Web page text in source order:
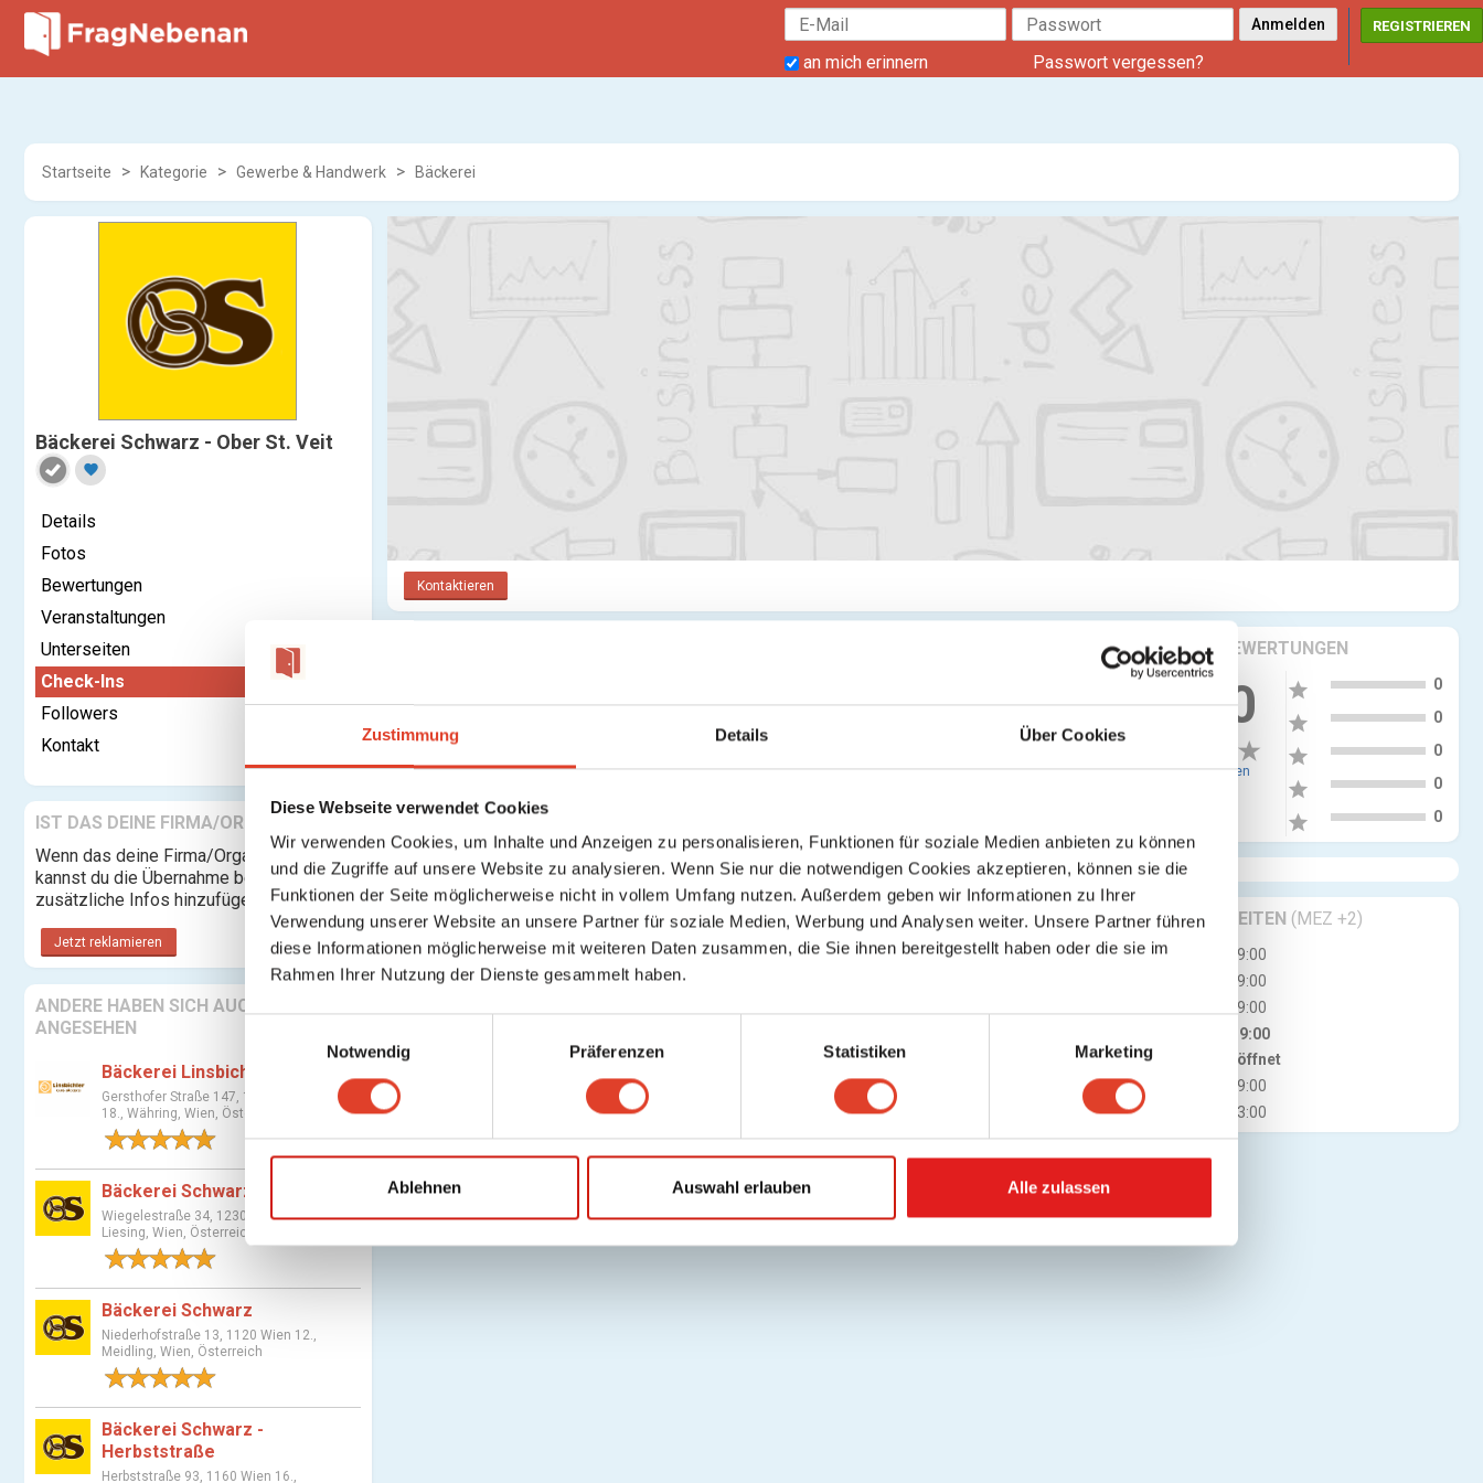
Zustimmung Details Über Cookies
Diese Webseite verwendet Cookies
Wir verwenden Cookies, um Inhalte und Anzeigen zu personalisieren, Funktionen für soziale Medien anbieten zu können
und die Zugriffe auf unsere Website zu analysieren. Wenn Sie nur die notwendigen Cookies akzeptieren, können sie die
Funktionen der Seite möglicherweise nicht in vollem Umfang nutzen. Außerdem geben wir Informationen zu Ihrer
Verwendung unserer Website an unsere Partner für soziale Medien, Werbung und Analysen weiter. Unsere Partner führen
diese Informationen möglicherweise mit weiteren Daten zusammen, die Sie ihnen bereitgestellt haben oder die sie im
Rahmen Ihrer Nutzung der Dienste gesammelt haben.
l
i
g
n
g
s
s
a
Notwendig Präferenzen Statistiken Marketing
Ablehnen Auswahl erlauben Alle zulassen
an mich erinnern Passwort vergessen?
REGISTRIEREN
Startseite Kategorie Gewerbe & Handwerk Bäckerei
Bäckerei Schwarz - Ober St. Veit
favorite
Details
Fotos
Bewertungen
Veranstaltungen
Unterseiten
Check-Ins
Followers
Kontakt
IST DAS DEINE FIRMA/ORGANISATION?
Wenn das deine Firma/Organisation ist,
kannst du die Übernahme beantragen und
zusätzliche Infos hinzufügen.
Jetzt reklamieren
ANDERE HABEN SICH AUCH
ANGESEHEN
Bäckerei Linsbichler
Gersthofer Straße 147, 1180 Wien
18., Währing, Wien, Österreich
1 Bewertung
Bäckerei Schwarz
Wiegelestraße 34, 1230 Wien 23.,
Liesing, Wien, Österreich
Bäckerei Schwarz
Niederhofstraße 13, 1120 Wien 12.,
Meidling, Wien, Österreich
Bäckerei Schwarz -
Herbststraße
Herbststraße 93, 1160 Wien 16.,
Kontaktieren
KRITIKEN & BEWERTUNGEN
0.00
0 Bewertungen
star 0
star 0
star 0
star 0
star 0
GESCHÄFTSZEITEN (MEZ +2)
Mo
06:00 - 19:00
06:00 - 19:00
06:00 - 19:00
06:00 - 19:00
Jetzt geöffnet
Fr
06:00 - 19:00
Sa
06:00 - 13:00
Keine weiteren Ergebnisse gefunden